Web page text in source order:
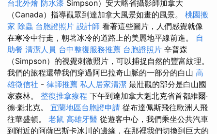
台北外燴 防水漆 Simpson）安大略省攝影師加拿大
（Canada）指導觀眾到達加拿大風景如畫的風景。 桃園搬
家 除蟲 台胞證照片 設計師 看著這些圖片，人們感覺就像
在寒冷中行走，朝著冰冷的道路上的美麗地平線前進。 自
助餐 清潔人員 台中整復服務推薦 台胞證照片 辛普森
（Simpson）的視覺刺激照片，可以捕捉自然的豐富紋理。
我們的旅程還帶我們穿過阿巴拉奇山脈的一部分的白山 高
雄徵信社 - 律師推薦 私人居家清潔 最壯觀的部分是白山國
家森林。 整復推拿療程 下午到達加拿大魁北克省首都維爾·
德·魁北克。 宜蘭地區台胞證申請 從布達佩斯飛往歐洲人飛
往華盛頓。 老鼠 高雄牙醫 從遊客中心，我們乘坐公共汽車
到附近的阿薩巴斯卡冰川的邊緣，在那裡我們切換到巨大的